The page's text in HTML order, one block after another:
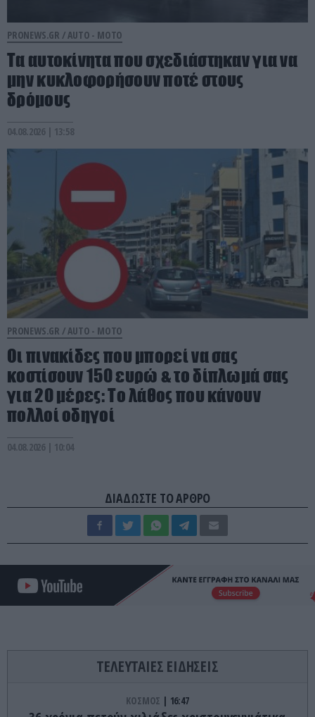
PRONEWS.GR / AUTO - MOTO
Τα αυτοκίνητα που σχεδιάστηκαν για να
μην κυκλοφορήσουν ποτέ στους
δρόμους
04.08.2026 | 13:58
PRONEWS.GR /AUTO - MOTO
Οι πινακίδες που μπορεί να σας
κοστίσουν 150 ευρώ & το δίπλωμά σας
για 20 μέρες: Το λάθος που κάνουν
πολλοί οδηγοί
04.08.2026 | 10:04
ΔΙΑΔΩΣΤΕ ΤΟ ΑΡΘΡΟ
ΤΕΛΕΥΤΑΙΕΣ ΕΙΔΗΣΕΙΣ
ΚΟΣΜΟΣ 16:47